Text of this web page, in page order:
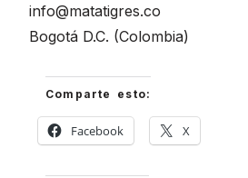
info@matatigres.co
Bogotá D.C. (Colombia)
Comparte esto:
Facebook X